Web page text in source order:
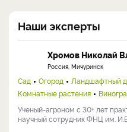
Наши эксперты
Хромов Николай
Россия, Мичуринск
Сад Огород Ландшафтный
Комнатные растения
Ученый-агроном с 30+ лет
научный сотрудник ФНЦ им. И.В.